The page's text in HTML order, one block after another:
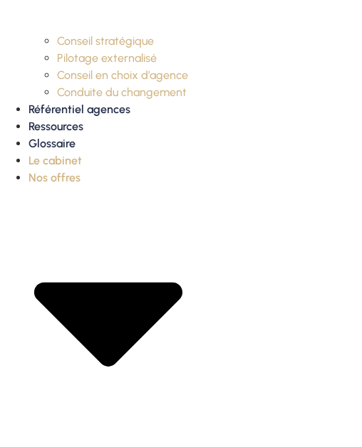
Conseil stratégique
Pilotage externalisé
Conseil en choix d’agence
Conduite du changement
Référentiel agences
Ressources
Glossaire
Le cabinet
Nos offres